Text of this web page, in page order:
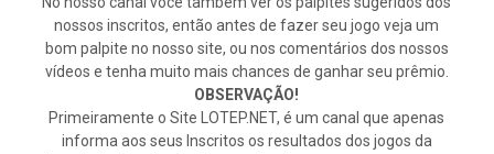
nossos inscritos, então antes de fazer seu jogo veja um
bom palpite no nosso site, ou nos comentários dos nossos
vídeos e tenha muito mais chances de ganhar seu prêmio.
OBSERVAÇÃO!
Primeiramente o Site LOTEP.NET, é um canal que apenas
informa aos seus Inscritos os resultados dos jogos da